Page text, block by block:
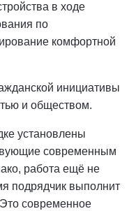
в ходе
по
комфортной
инициативы
и обществом.
установлены
современным
работа ещё не
подрядчик выполнит
современное